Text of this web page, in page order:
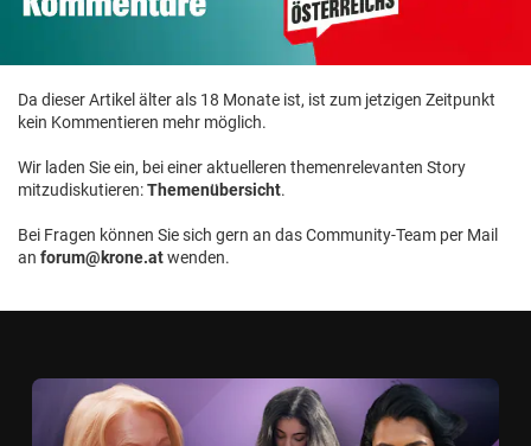
Da dieser Artikel älter als 18 Monate ist, ist zum jetzigen Zeitpunkt
kein Kommentieren mehr möglich.
Wir laden Sie ein, bei einer aktuelleren themenrelevanten Story
mitzudiskutieren:Themenübersicht.
Bei Fragen können Sie sich gern an das Community-Team per Mail
an forum@krone.atwenden.